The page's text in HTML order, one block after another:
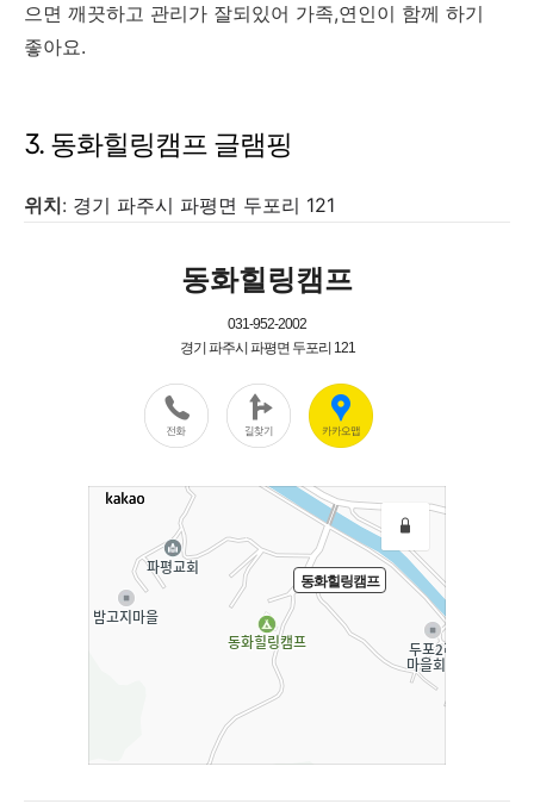
으면 깨끗하고 관리가 잘되있어 가족,연인이 함께 하기
좋아요.
3. 동화힐링캠프 글램핑
위치: 경기 파주시 파평면 두포리 121